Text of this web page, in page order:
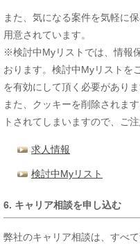
また、気になる案件を気軽に
用意されています。
※検討中Myリストでは、情報
おります。検討中Myリストを
を有効にして頂く必要がありま
また、クッキーを削除されま
トされてしまいますので、ご注
求人情報
検討中Myリスト
6. キャリア相談を申し込む
弊社のキャリア相談は、すべて